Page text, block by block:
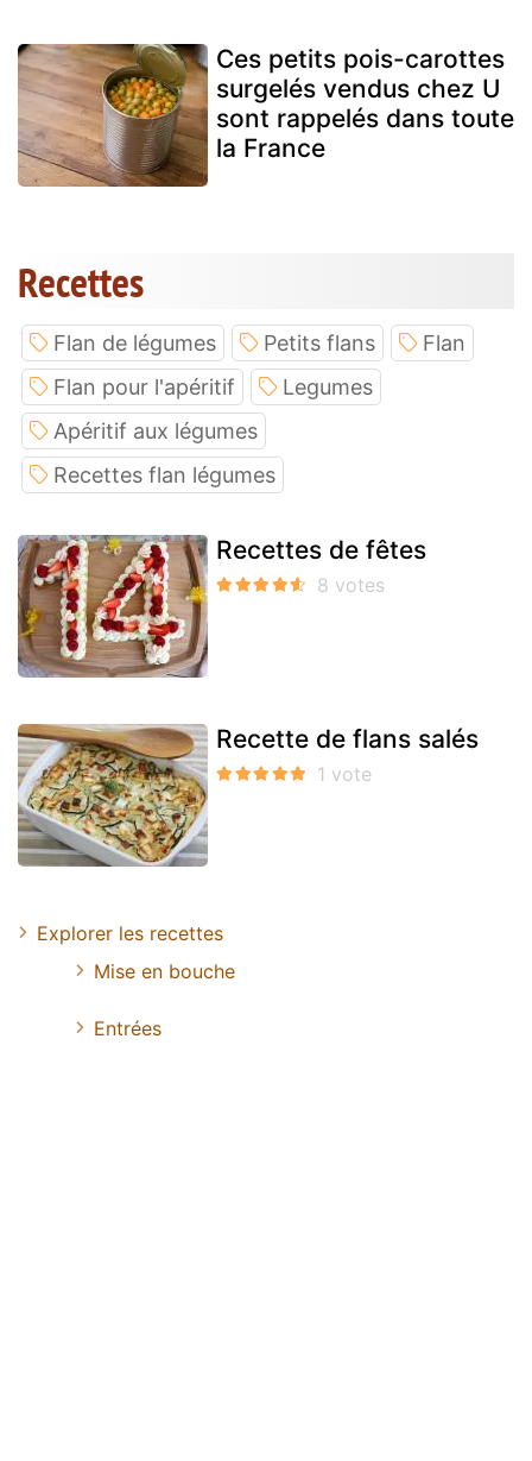
Ces petits pois-carottes
surgelés vendus chez U
sont rappelés dans toute
la France
Recettes
Flan de légumes Petits flans
Flan
Flan pour l'apéritif
Legumes
Apéritif aux légumes
Recettes flan légumes
Recettes de fêtes
Recette de flans salés
Explorer les recettes
Mise en bouche
Entrées